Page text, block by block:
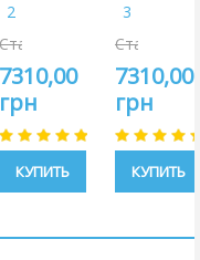
2
Старая
цена:
8600,00
грн
7310,00
грн
КУПИТЬ
3
Старая
цена:
8600,00
грн
7310,00
грн
КУПИТЬ